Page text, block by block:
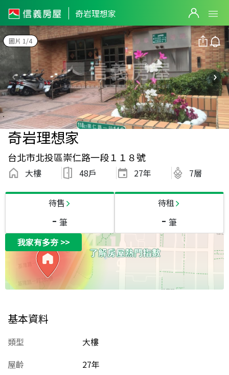
奇岩理想家
圖片 1/4
奇岩理想家
台北市北投區崇仁路一段１１８號
大樓 48戶 27年 7層
待售
- 筆
待租
- 筆
我家有多夯>>
基本資料
類型
大樓
屋齡
27年